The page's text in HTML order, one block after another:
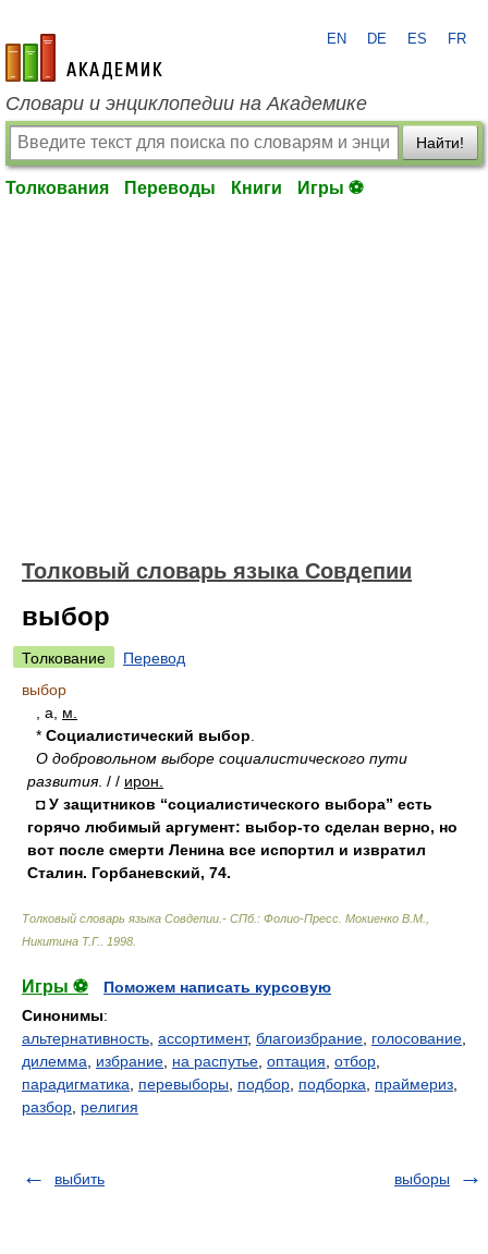
academic.ru
EN DE ES FR
Словари и энциклопедии на Академике
Найти!
Толкования Переводы Книги Игры ⚽
Толковый словарь языка Совдепии
выбор
Толкование
Перевод
выбор
, а, м.
* Социалистический выбор
О добровольном выборе социалистического пути
развития. / / ирон.
◘ У защитников “социалистического выбора” есть
горячо любимый аргумент: выбор-то сделан верно, но
вот после смерти Ленина все испортил и извратил
Сталин. Горбаневский, 74.
Толковый словарь языка Совдепии.- СПб.: Фолио-Пресс Мокиенко В.М.,
Никитина Т.Г.
1998
Игры ⚽
Поможем написать курсовую
Синонимы:
альтернативность ассортимент, благоизбрание голосование
дилемма
избрание на распутье оптация отбор
парадигматика
перевыборы подбор подборка праймериз
разбор религия
выбить выборы